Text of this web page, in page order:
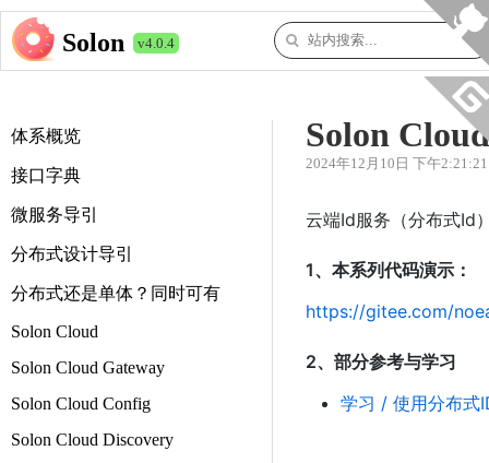
Solon v4.0.4
体系概览
接口字典
微服务导引
分布式设计导引
分布式还是单体？同时可有
Solon Cloud
Solon Cloud Gateway
Solon Cloud Config
Solon Cloud Discovery
Solon
2024年12月10日 下午2:21:21
云端Id服务（分布式Id
1、本系列代码演示：
https://gitee.com/
2、部分参考与学习
学习 / 使用分布式